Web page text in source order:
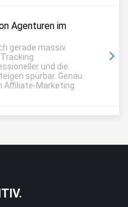
Agenturen im
gerade massiv.
und die
spürbar. Genau
Affiliate-Marketing